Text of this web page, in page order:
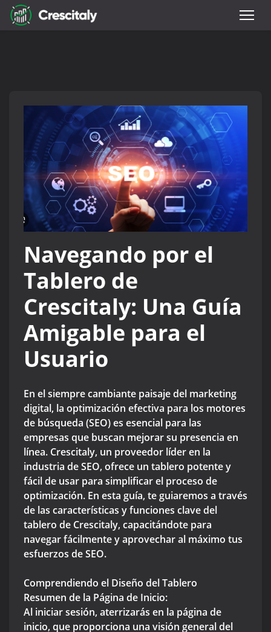
Navegando por el
Tablero de
Crescitaly: Una Guía
Amigable para el
Usuario
En el siempre cambiante paisaje del marketing
digital, la optimización efectiva para los motores
de búsqueda (SEO) es esencial para las
empresas que buscan mejorar su presencia en
línea. Crescitaly, un proveedor líder en la
industria de SEO, ofrece un tablero potente y
fácil de usar para simplificar el proceso de
optimización. En esta guía, te guiaremos a través
de las características y funciones clave del
tablero de Crescitaly, capacitándote para
navegar fácilmente y aprovechar al máximo tus
esfuerzos de SEO.
Comprendiendo el Diseño del Tablero
Resumen de la Página de Inicio:
Al iniciar sesión, aterrizarás en la página de
inicio, que proporciona una visión general del